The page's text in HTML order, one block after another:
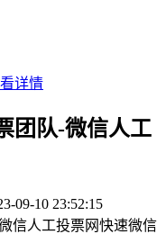
详情
团队-微信人工
09-10 23:52:15
信人工投票网快速微信